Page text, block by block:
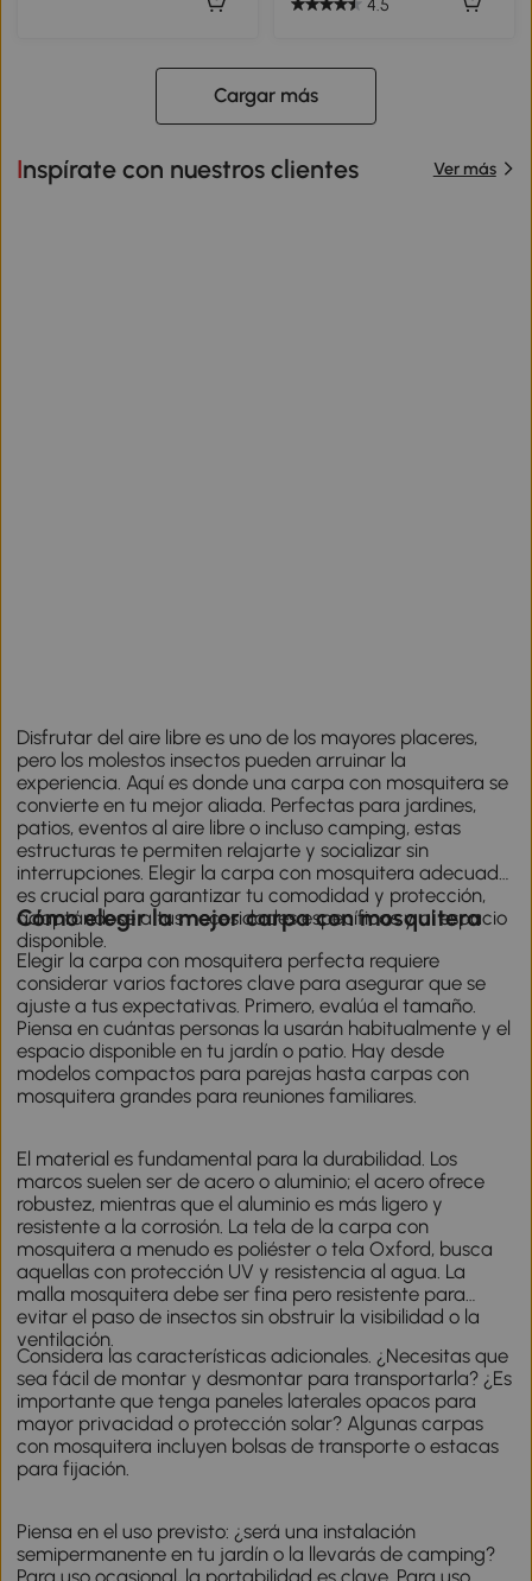
Cargar más
Inspírate con nuestros clientes Ver más
Disfrutar del aire libre es uno de los mayores placeres,
pero los molestos insectos pueden arruinar la
experiencia. Aquí es donde una carpa con mosquitera se
convierte en tu mejor aliada. Perfectas para jardines,
patios, eventos al aire libre o inclusocamping, estas
estructuras te permiten relajarte y socializar sin
interrupciones. Elegir la carpa con mosquitera adecuada
es crucial para garantizar tu comodidad y protección,
adaptándose a tus necesidades específicas y al espacio
disponible.
Cómo elegir la mejor carpa con mosquitera
Elegir la carpa con mosquitera perfecta requiere
considerar varios factores clave para asegurar que se
ajuste a tus expectativas. Primero, evalúa el tamaño.
Piensa en cuántas personas la usarán habitualmente y el
espacio disponible en tu jardín o patio. Hay desde
modelos compactos para parejas hasta carpas con
mosquitera grandes para reuniones familiares.
El material es fundamental para la durabilidad. Los
marcos suelen ser de acero o aluminio; el acero ofrece
robustez, mientras que el aluminio es más ligero y
resistente a la corrosión. La tela de la carpa con
mosquitera a menudo es poliéster o tela Oxford, busca
aquellas con protección UV y resistencia al agua. La
malla mosquitera debe ser fina pero resistente para
evitar el paso de insectos sin obstruir la visibilidad o la
ventilación.
Considera las características adicionales. ¿Necesitas que
sea fácil de montar y desmontar para transportarla? ¿Es
importante que tenga paneles laterales opacos para
mayor privacidad o protección solar? Algunas carpas
con mosquitera incluyen bolsas de transporte o estacas
para fijación.
Piensa en el uso previsto: ¿será una instalación
semipermanente en tu jardín o la llevarás de camping?
Para uso ocasional, la portabilidad es clave. Para uso